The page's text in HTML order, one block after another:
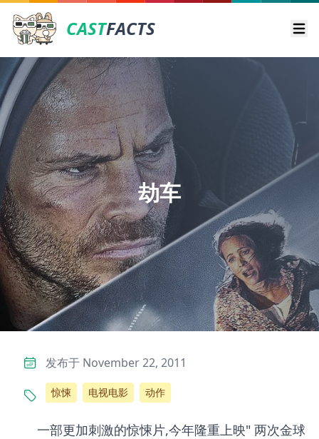
CASTFACTS
劫车
一部更加刺激的惊悚片,今年隆重上映" 两次金球
发布于 November 22, 2011
惊悚 电视电影 动作